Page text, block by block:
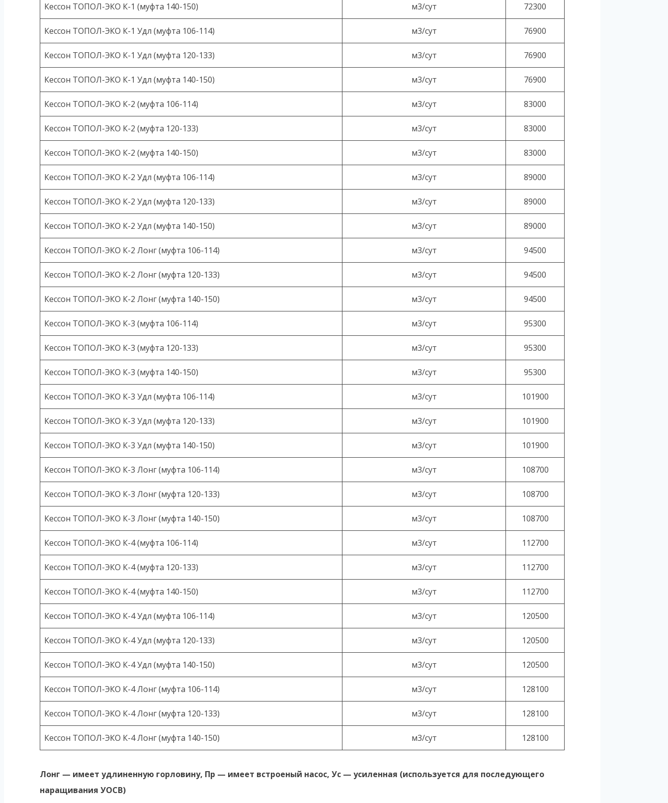
Кессон ТОПОЛ-ЭКО К-1 (муфта 140-150) м3/сут 72300
Кессон ТОПОЛ-ЭКО К-1 Удл (муфта 106-114) м3/сут 76900
Кессон ТОПОЛ-ЭКО К-1 Удл (муфта 120-133) м3/сут 76900
Кессон ТОПОЛ-ЭКО К-1 Удл (муфта 140-150) м3/сут 76900
Кессон ТОПОЛ-ЭКО К-2 (муфта 106-114) м3/сут 83000
Кессон ТОПОЛ-ЭКО К-2 (муфта 120-133) м3/сут 83000
Кессон ТОПОЛ-ЭКО К-2 (муфта 140-150) м3/сут 83000
Кессон ТОПОЛ-ЭКО К-2 Удл (муфта 106-114) м3/сут 89000
Кессон ТОПОЛ-ЭКО К-2 Удл (муфта 120-133) м3/сут 89000
Кессон ТОПОЛ-ЭКО К-2 Удл (муфта 140-150) м3/сут 89000
Кессон ТОПОЛ-ЭКО К-2 Лонг (муфта 106-114) м3/сут 94500
Кессон ТОПОЛ-ЭКО К-2 Лонг (муфта 120-133) м3/сут 94500
Кессон ТОПОЛ-ЭКО К-2 Лонг (муфта 140-150) м3/сут 94500
Кессон ТОПОЛ-ЭКО К-3 (муфта 106-114) м3/сут 95300
Кессон ТОПОЛ-ЭКО К-3 (муфта 120-133) м3/сут 95300
Кессон ТОПОЛ-ЭКО К-3 (муфта 140-150) м3/сут 95300
Кессон ТОПОЛ-ЭКО К-3 Удл (муфта 106-114) м3/сут 101900
Кессон ТОПОЛ-ЭКО К-3 Удл (муфта 120-133) м3/сут 101900
Кессон ТОПОЛ-ЭКО К-3 Удл (муфта 140-150) м3/сут 101900
Кессон ТОПОЛ-ЭКО К-3 Лонг (муфта 106-114) м3/сут 108700
Кессон ТОПОЛ-ЭКО К-3 Лонг (муфта 120-133) м3/сут 108700
Кессон ТОПОЛ-ЭКО К-3 Лонг (муфта 140-150) м3/сут 108700
Кессон ТОПОЛ-ЭКО К-4 (муфта 106-114) м3/сут 112700
Кессон ТОПОЛ-ЭКО К-4 (муфта 120-133) м3/сут 112700
Кессон ТОПОЛ-ЭКО К-4 (муфта 140-150) м3/сут 112700
Кессон ТОПОЛ-ЭКО К-4 Удл (муфта 106-114) м3/сут 120500
Кессон ТОПОЛ-ЭКО К-4 Удл (муфта 120-133) м3/сут 120500
Кессон ТОПОЛ-ЭКО К-4 Удл (муфта 140-150) м3/сут 120500
Кессон ТОПОЛ-ЭКО К-4 Лонг (муфта 106-114) м3/сут 128100
Кессон ТОПОЛ-ЭКО К-4 Лонг (муфта 120-133) м3/сут 128100
Кессон ТОПОЛ-ЭКО К-4 Лонг (муфта 140-150) м3/сут 128100
Лонг — имеет удлиненную горловину, Пр — имеет встроеный насос, Ус — усиленная (используется для последующего
наращивания УОСВ)